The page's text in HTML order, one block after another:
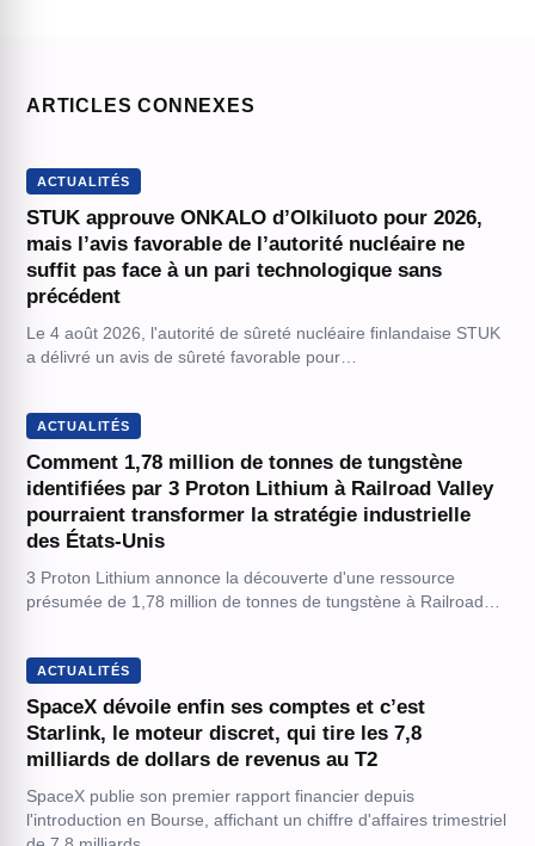
ARTICLES CONNEXES
ACTUALITÉS
STUK approuve ONKALO d’Olkiluoto pour 2026,
mais l’avis favorable de l’autorité nucléaire ne
suffit pas face à un pari technologique sans
précédent
Le 4 août 2026, l'autorité de sûreté nucléaire finlandaise STUK
a délivré un avis de sûreté favorable pour…
ACTUALITÉS
Comment 1,78 million de tonnes de tungstène
identifiées par 3 Proton Lithium à Railroad Valley
pourraient transformer la stratégie industrielle
des États-Unis
3 Proton Lithium annonce la découverte d'une ressource
présumée de 1,78 million de tonnes de tungstène à Railroad…
ACTUALITÉS
SpaceX dévoile enfin ses comptes et c’est
Starlink, le moteur discret, qui tire les 7,8
milliards de dollars de revenus au T2
SpaceX publie son premier rapport financier depuis
l'introduction en Bourse, affichant un chiffre d'affaires trimestriel